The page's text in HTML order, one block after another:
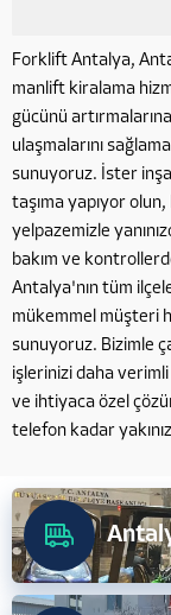
Forklift Antalya,
manlift kiralama
gücünü
ulaşmalarını
sunuyoruz. İster
taşıma yapıyor
yelpazemizle
bakım ve
Antalya'nın tüm
mükemmel müşteri
sunuyoruz. Bizimle
işlerinizi daha
ve ihtiyaca özel
telefon kadar